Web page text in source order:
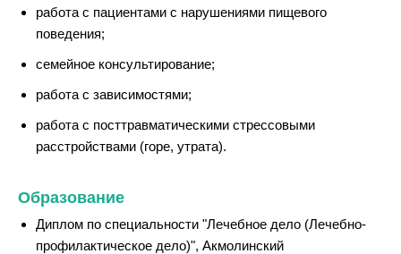
работа с пациентами с нарушениями пищевого
поведения;
семейное консультирование;
работа с зависимостями;
работа с посттравматическими стрессовыми
расстройствами (горе, утрата).
Образование
Диплом по специальности "Лечебное дело (Лечебно-
профилактическое дело)", Акмолинский